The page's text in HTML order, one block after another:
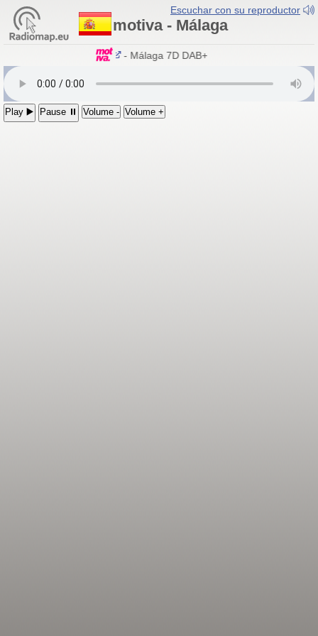
Escuchar con su reproductor
motiva - Málaga
motiva - Málaga 7D DAB+
Play ▶️ Pause ⏸ Volume - Volume +